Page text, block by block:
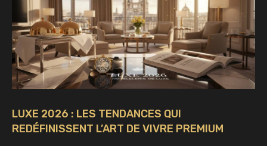
LUXE 2026 : LES TENDANCES QUI
REDÉFINISSENT L’ART DE VIVRE PREMIUM